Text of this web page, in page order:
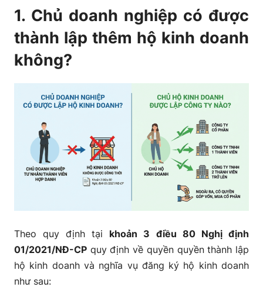
1. Chủ doanh nghiệp có được
thành lập thêm hộ kinh doanh
không?
Theo quy định tại khoản 3 điều 80 Nghị định
01/2021/NĐ-CP quy định về quyền quyền thành lập
hộ kinh doanh và nghĩa vụ đăng ký hộ kinh doanh
như sau: